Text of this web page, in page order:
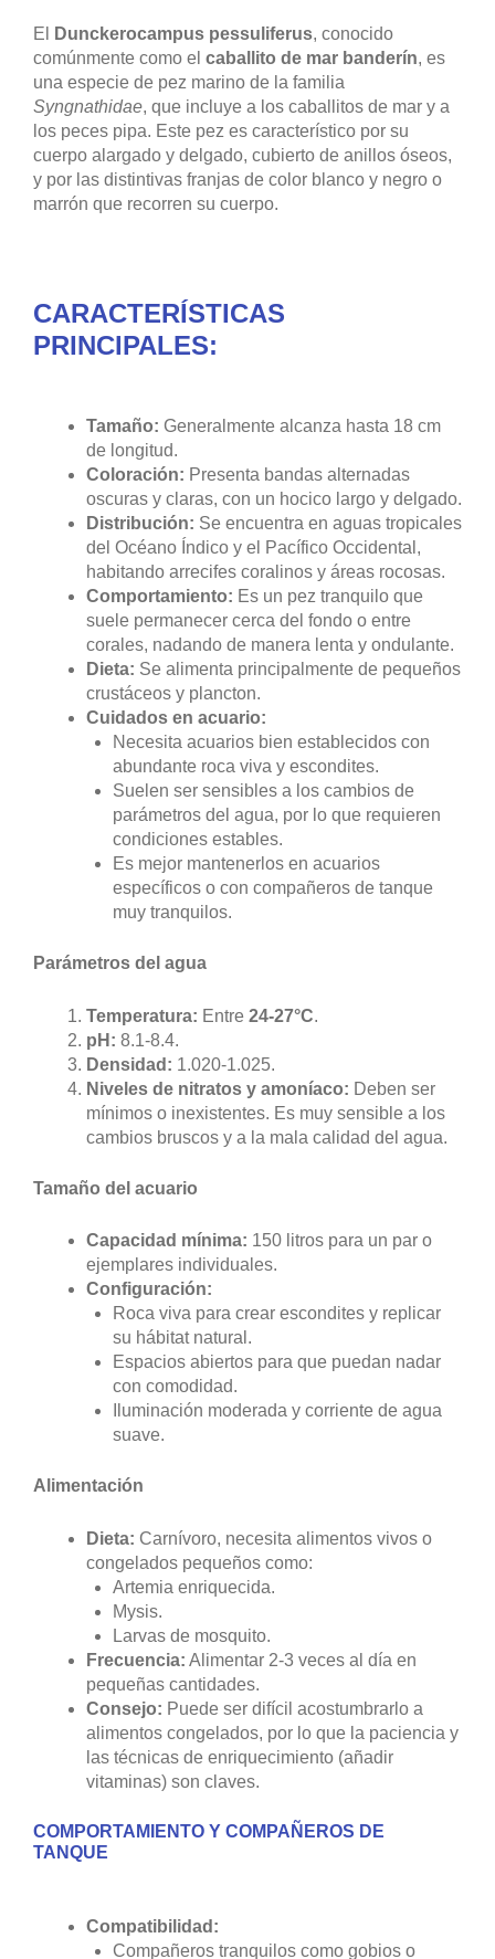
El Dunckerocampus pessuliferus, conocido
comúnmente como el caballito de mar banderín, es
una especie de pez marino de la familia
Syngnathidae, que incluye a los caballitos de mar y a
los peces pipa. Este pez es característico por su
cuerpo alargado y delgado, cubierto de anillos óseos,
y por las distintivas franjas de color blanco y negro o
marrón que recorren su cuerpo.
CARACTERÍSTICAS
PRINCIPALES:
Tamaño: Generalmente alcanza hasta 18 cm
de longitud.
Coloración: Presenta bandas alternadas
oscuras y claras, con un hocico largo y delgado.
Distribución: Se encuentra en aguas tropicales
del Océano Índico y el Pacífico Occidental,
habitando arrecifes coralinos y áreas rocosas.
Comportamiento: Es un pez tranquilo que
suele permanecer cerca del fondo o entre
corales, nadando de manera lenta y ondulante.
Dieta: Se alimenta principalmente de pequeños
crustáceos y plancton.
Cuidados en acuario:
Necesita acuarios bien establecidos con
abundante roca viva y escondites.
Suelen ser sensibles a los cambios de
parámetros del agua, por lo que requieren
condiciones estables.
Es mejor mantenerlos en acuarios
específicos o con compañeros de tanque
muy tranquilos.
Parámetros del agua
Temperatura: Entre 24-27°C.
pH: 8.1-8.4.
Densidad: 1.020-1.025.
Niveles de nitratos y amoníaco: Deben ser
mínimos o inexistentes. Es muy sensible a los
cambios bruscos y a la mala calidad del agua.
Tamaño del acuario
Capacidad mínima: 150 litros para un par o
ejemplares individuales.
Configuración:
Roca viva para crear escondites y replicar
su hábitat natural.
Espacios abiertos para que puedan nadar
con comodidad.
Iluminación moderada y corriente de agua
suave.
Alimentación
Dieta: Carnívoro, necesita alimentos vivos o
congelados pequeños como:
Artemia enriquecida.
Mysis.
Larvas de mosquito.
Frecuencia: Alimentar 2-3 veces al día en
pequeñas cantidades.
Consejo: Puede ser difícil acostumbrarlo a
alimentos congelados, por lo que la paciencia y
las técnicas de enriquecimiento (añadir
vitaminas) son claves.
COMPORTAMIENTO Y COMPAÑEROS DE
TANQUE
Compatibilidad:
Compañeros tranquilos como gobios o